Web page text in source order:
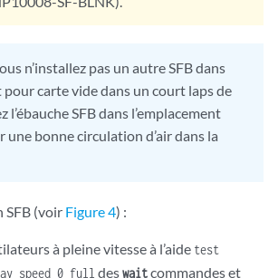
n’installez pas un autre SFB dans
pour carte vide dans un court laps de
l’ébauche SFB dans l’emplacement
bonne circulation d’air dans la
SFB (voir Figure 4) :
à pleine vitesse à l’aide test
speed 0 full deswaitcommandes et